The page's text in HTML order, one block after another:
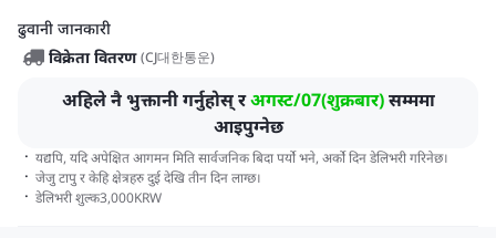
ढुवानी जानकारी
विक्रेता वितरण (CJ대한통운)
अहिले नै भुक्तानी गर्नुहोस् रअगस्ट/07(शुक्रबार)सम्ममा
आइपुग्नेछ
· यद्यपि, यदि अपेक्षित आगमन मिति सार्वजनिक बिदा पर्यो भने, अर्को दिन डेलिभरी गरिनेछ।
· जेजु टापु र केहि क्षेत्रहरु दुई देखि तीन दिन लाग्छ।
· डेलिभरी शुल्क3,000KRW